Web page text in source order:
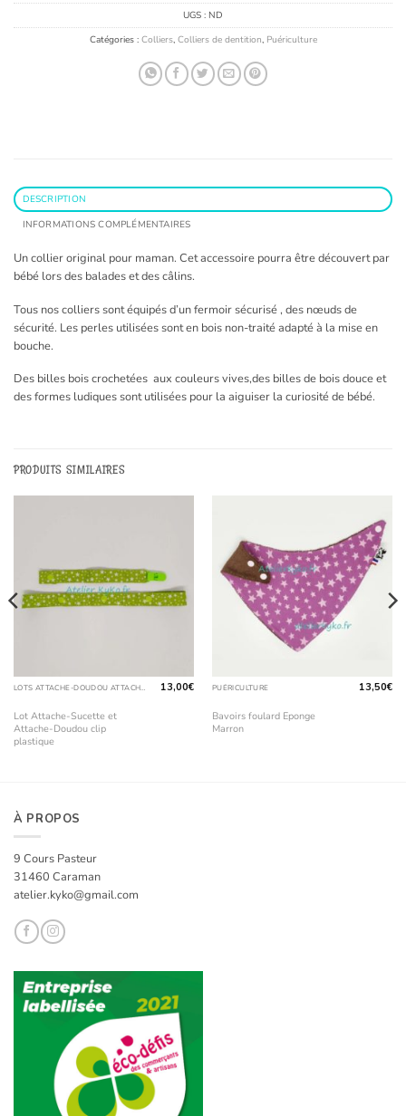
UGS : ND
Catégories : Colliers, Colliers de dentition, Puériculture
DESCRIPTION
INFORMATIONS COMPLÉMENTAIRES
Un collier original pour maman. Cet accessoire pourra être découvert par
bébé lors des balades et des câlins.
Tous nos colliers sont équipés d’un fermoir sécurisé , des nœuds de
sécurité. Les perles utilisées sont en bois non-traité adapté à la mise en
bouche.
Des billes bois crochetées aux couleurs vives,des billes de bois douce et
des formes ludiques sont utilisées pour la aiguiser la curiosité de bébé.
PRODUITS SIMILAIRES
LOTS ATTACHE-DOUDOU ATTACHE-SUCETTE
Lot Attache-Sucette et
Attache-Doudou clip
plastique
13,00€ PUÉRICULTURE
Bavoirs foulard Eponge
Marron
13,50€
À PROPOS
9 Cours Pasteur
31460 Caraman
atelier.kyko@gmail.com